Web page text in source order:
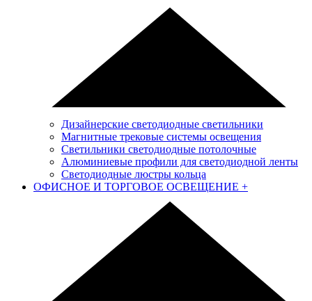
Дизайнерские светодиодные светильники
Магнитные трековые системы освещения
Светильники светодиодные потолочные
Алюминиевые профили для светодиодной ленты
Светодиодные люстры кольца
ОФИСНОЕ И ТОРГОВОЕ ОСВЕЩЕНИЕ +